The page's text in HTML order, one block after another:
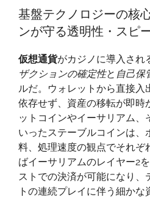
貨
と
ジ
ノ
が
交
わ
る
瞬
間
基盤テクノロジーの核
ンが守る透明性・スピ
仮想通貨がカジノに導入され
ザクションの確定性と 自己保
ルだ。ウォレットから直接入
依存せず、資産の移転が即時
ットコインやイーサリアム、
いったステーブルコインは、
料、処理速度の観点でそれぞ
ばイーサリアムのレイヤー2
ストでの決済が可能になり、
トの連続プレイに伴う細かな